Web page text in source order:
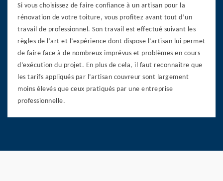
Si vous choisissez de faire confiance à un artisan pour la
rénovation de votre toiture, vous profitez avant tout d’un
travail de professionnel. Son travail est effectué suivant les
règles de l’art et l’expérience dont dispose l’artisan lui permet
de faire face à de nombreux imprévus et problèmes en cours
d’exécution du projet. En plus de cela, il faut reconnaître que
les tarifs appliqués par l’artisan couvreur sont largement
moins élevés que ceux pratiqués par une entreprise
professionnelle.